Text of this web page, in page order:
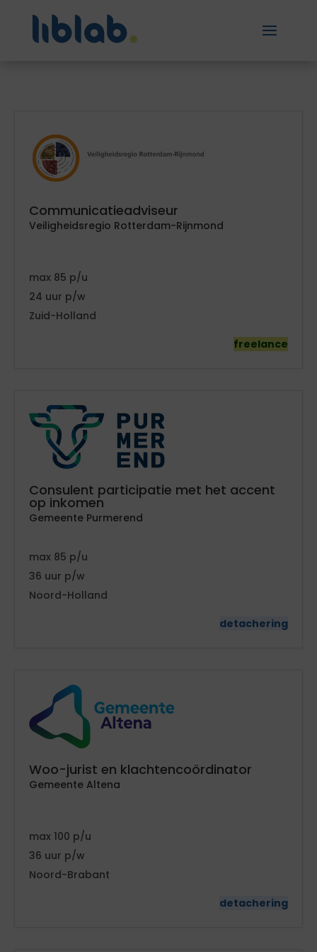
Communicatieadviseur
Veiligheidsregio Rotterdam-Rijnmond
85
24
Zuid-Holland
freelance
Consulent participatie met het accent
op inkomen
Gemeente Purmerend
85
36
Noord-Holland
detachering
Woo-jurist en klachtencoördinator
Gemeente Altena
100
36
Noord-Brabant
detachering